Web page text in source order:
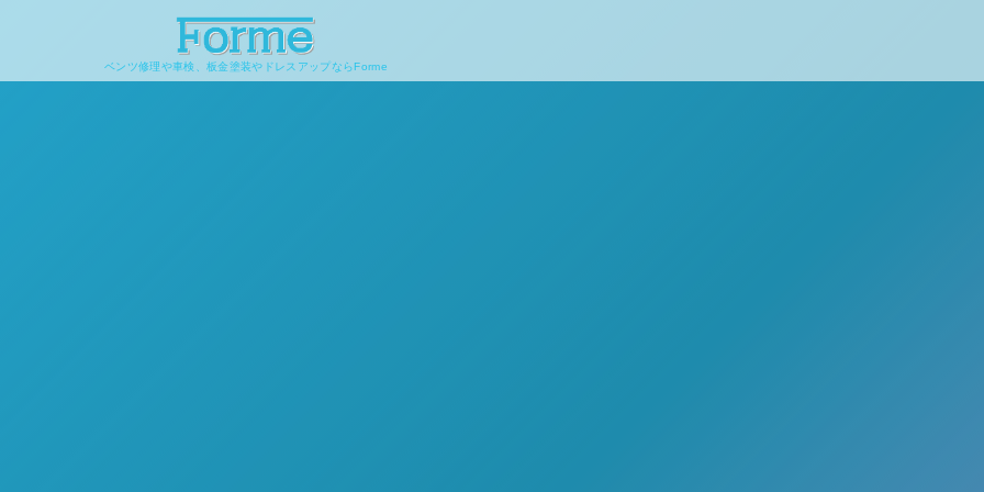
ベンツ修理や車検、板金塗装やドレスアップならForme